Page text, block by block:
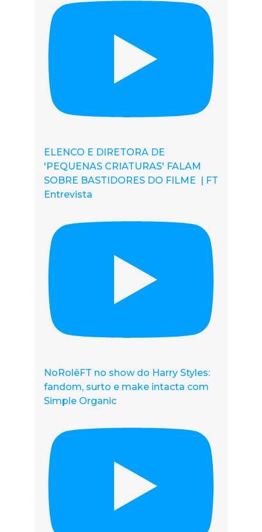
ELENCO E DIRETORA DE
'PEQUENAS CRIATURAS' FALAM
SOBRE BASTIDORES DO FILME | FT
Entrevista
NoRolêFT no show do Harry Styles:
fandom, surto e make intacta com
Simple Organic